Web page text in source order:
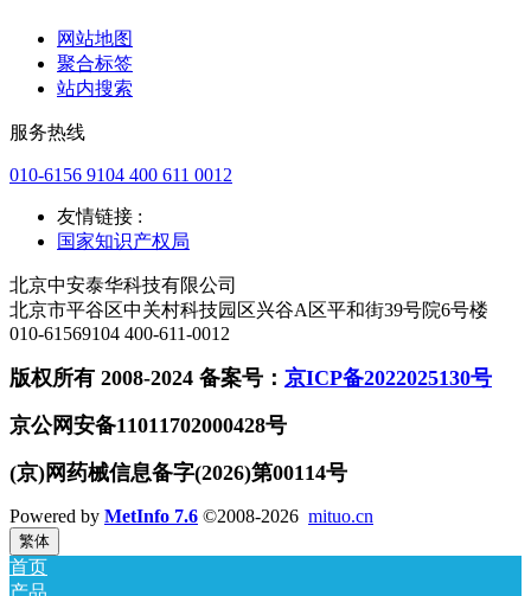
网站地图
聚合标签
站内搜索
服务热线
010-6156 9104 400 611 0012
友情链接 :
国家知识产权局
北京中安泰华科技有限公司
北京市平谷区中关村科技园区兴谷A区平和街39号院6号楼
010-61569104 400-611-0012
版权所有 2008-2024 备案号： 京ICP备2022025130号
京公网安备11011702000428号
(京)网药械信息备字(2026)第00114号
Powered by MetInfo 7.6 ©2008-2026 mituo.cn
繁体
首页
产品